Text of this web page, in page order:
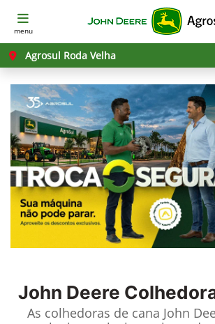
menu
Agrosul Roda Velha
John Deere
As colhedoras de cana John